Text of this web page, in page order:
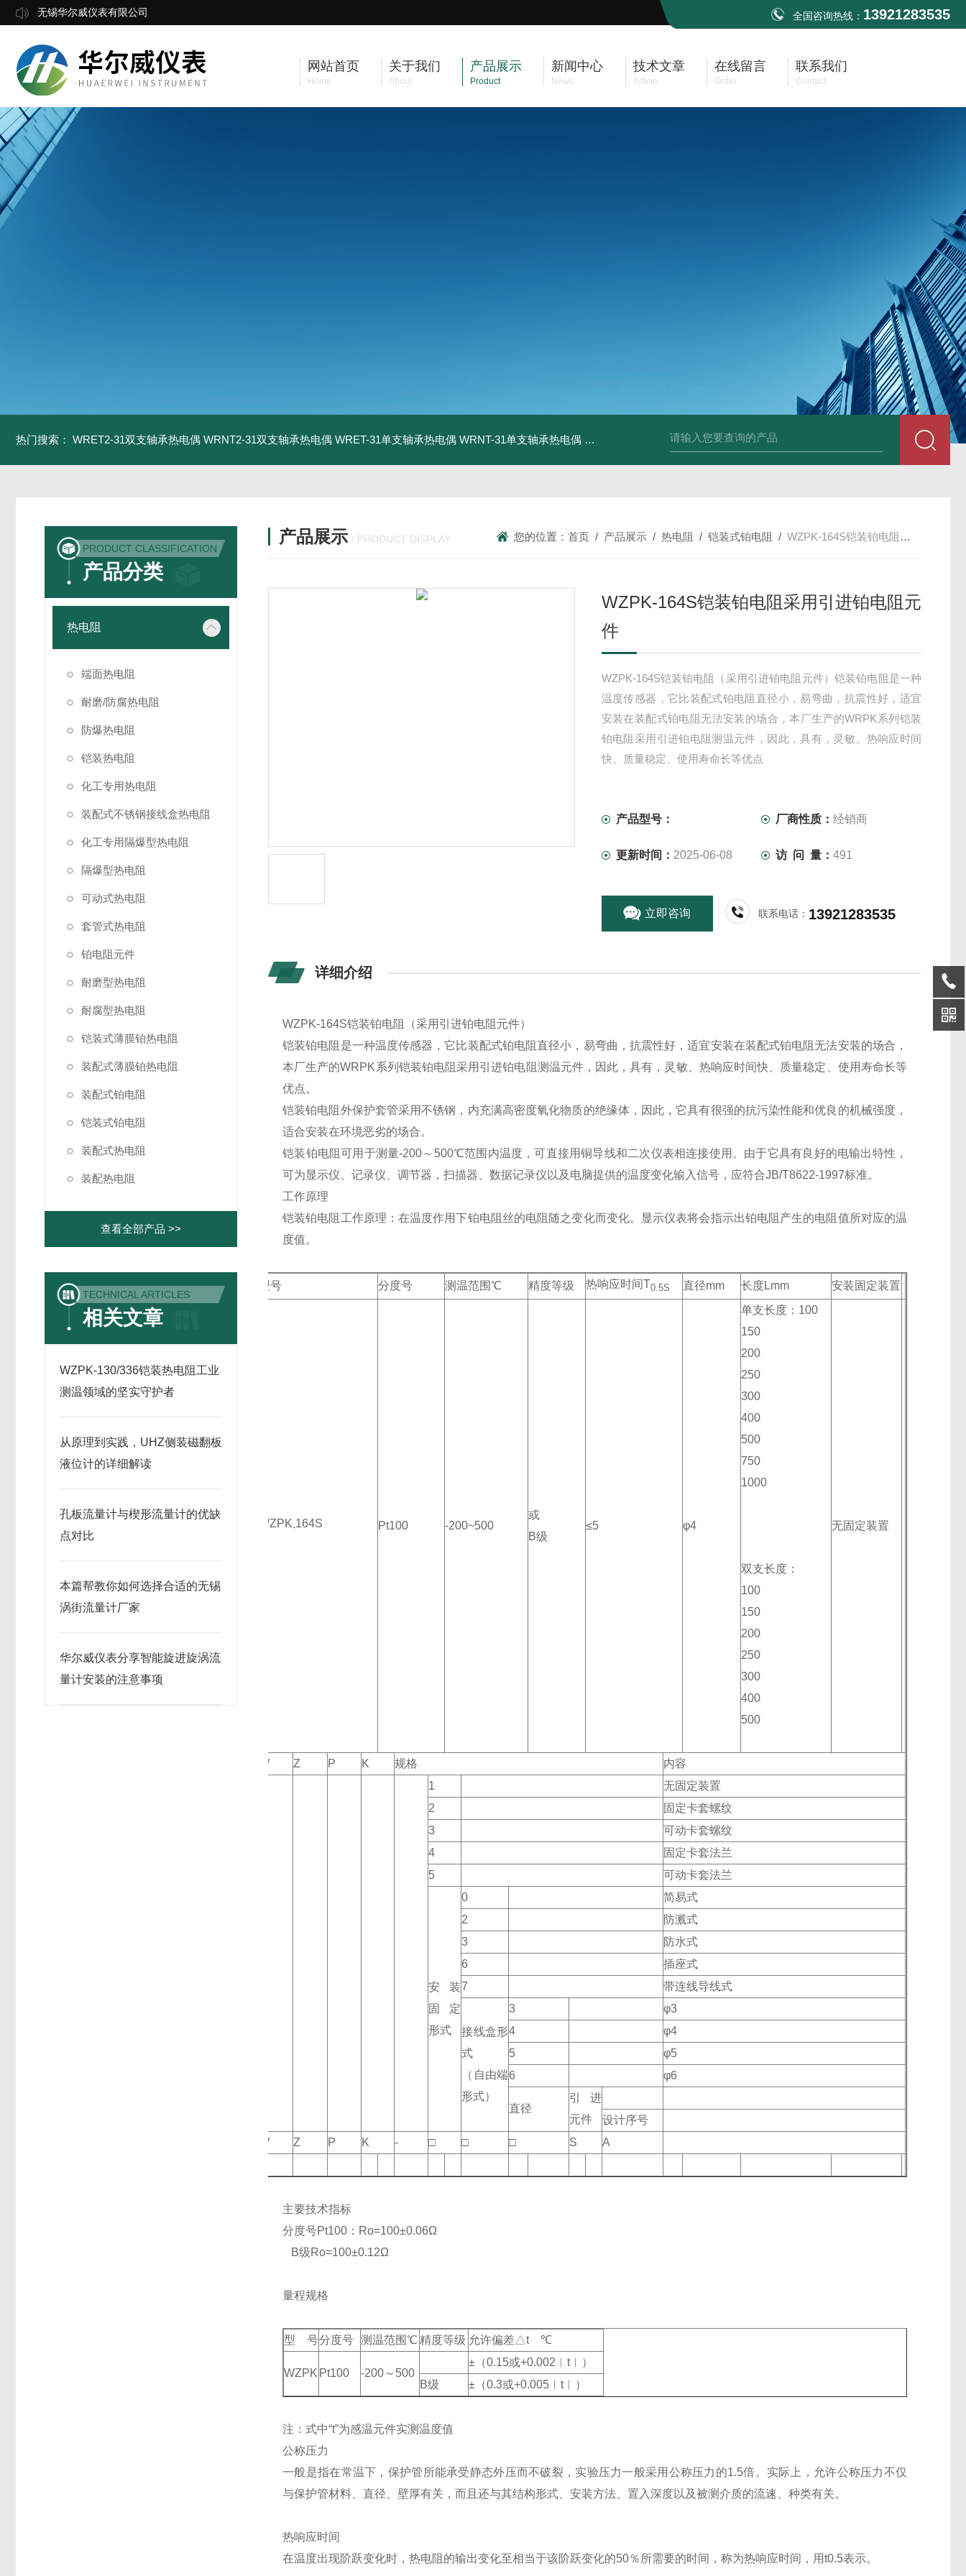
无锡华尔威仪表有限公司 全国咨询热线： 13921283535
网站首页
Home
关于我们
About
产品展示
Product
新闻中心
News
技术文章
Article
在线留言
Order
联系我们
Contact
热门搜索： WRET2-31双支轴承热电偶 WRNT2-31双支轴承热电偶 WRET-31单支轴承热电偶 WRNT-31单支轴承热电偶 WZP-731套管式热电阻 WZP2-731套管式热电阻 塑料液面计
PRODUCT CLASSIFICATION
产品分类
热电阻
端面热电阻
耐磨/防腐热电阻
防爆热电阻
铠装热电阻
化工专用热电阻
装配式不锈钢接线盒热电阻
化工专用隔爆型热电阻
隔爆型热电阻
可动式热电阻
套管式热电阻
铂电阻元件
耐磨型热电阻
耐腐型热电阻
铠装式薄膜铂热电阻
装配式薄膜铂热电阻
装配式铂电阻
铠装式铂电阻
装配式热电阻
装配热电阻
查看全部产品 >>
TECHNICAL ARTICLES
相关文章
WZPK-130/336铠装热电阻工业
测温领域的坚实守护者
从原理到实践，UHZ侧装磁翻板
液位计的详细解读
孔板流量计与楔形流量计的优缺
点对比
本篇帮教你如何选择合适的无锡
涡街流量计厂家
华尔威仪表分享智能旋进旋涡流
量计安装的注意事项
产品展示 / PRODUCT DISPLAY 您的位置：首页 / 产品展示 /热电阻 /铠装式铂电阻 /WZPK-164S铠装铂电阻采用引进铂电阻元件
WZPK-164S铠装铂电阻采用引进铂电阻元
件
WZPK-164S铠装铂电阻（采用引进铂电阻元件）铠装铂电阻是一种
温度传感器，它比装配式铂电阻直径小，易弯曲，抗震性好，适宜
安装在装配式铂电阻无法安装的场合，本厂生产的WRPK系列铠装
铂电阻采用引进铂电阻测温元件，因此，具有，灵敏、热响应时间
快、质量稳定、使用寿命长等优点
产品型号： 厂商性质：经销商
更新时间： 2025-06-08 访 问 量：491
立即咨询 联系电话： 13921283535
详细介绍
WZPK-164S铠装铂电阻（采用引进铂电阻元件）
铠装铂电阻是一种温度传感器，它比装配式铂电阻直径小，易弯曲，抗震性好，适宜安装在装配式铂电阻无法安装的场合，
本厂生产的WRPK系列铠装铂电阻采用引进铂电阻测温元件，因此，具有，灵敏、热响应时间快、质量稳定、使用寿命长等
优点。
铠装铂电阻外保护套管采用不锈钢，内充满高密度氧化物质的绝缘体，因此，它具有很强的抗污染性能和优良的机械强度，
适合安装在环境恶劣的场合。
铠装铂电阻可用于测量-200～500℃范围内温度，可直接用铜导线和二次仪表相连接使用。由于它具有良好的电输出特性，
可为显示仪、记录仪、调节器，扫描器、数据记录仪以及电脑提供的温度变化输入信号，应符合JB/T8622-1997标准。
工作原理
铠装铂电阻工作原理：在温度作用下铂电阻丝的电阻随之变化而变化。显示仪表将会指示出铂电阻产生的电阻值所对应的温
度值。
型号 分度号 测温范围℃ 精度等级 热响应时间T0.5S 直径mm 长度Lmm 安装固定装置
WZPK-164S Pt100 -200~500
或
B级
≤5 φ4
单支长度：100
150
200
250
300
400
500
750
1000
双支长度：
100
150
200
250
300
400
500
无固定装置
W Z P K 规格
内容
1
无固定装置
2
固定卡套螺纹
3
可动卡套螺纹
4
固定卡套法兰
5
可动卡套法兰
安装
固定
形式
0
简易式
2
防溅式
3
防水式
6
插座式
7
带连线导线式
接线盒形
式
（自由端
形式）
3
φ3
4
φ4
5
φ5
6
φ6
直径
引进
元件
设计序号
W
Z P K - □ □ □ S A
主要技术指标
分度号Pt100：Ro=100±0.06Ω
B级Ro=100±0.12Ω
量程规格
型 号分度号 测温范围℃ 精度等级 允许偏差△t ℃
WZPK Pt100 -200～500
±（0.15或+0.002︱t︱）
B级
±（0.3或+0.005︱t︱）
注：式中“t”为感温元件实测温度值
公称压力
一般是指在常温下，保护管所能承受静态外压而不破裂，实验压力一般采用公称压力的1.5倍。实际上，允许公称压力不仅
与保护管材料、直径、壁厚有关，而且还与其结构形式、安装方法、置入深度以及被测介质的流速、种类有关。
热响应时间
在温度出现阶跃变化时，热电阻的输出变化至相当于该阶跃变化的50％所需要的时间，称为热响应时间，用t0.5表示。